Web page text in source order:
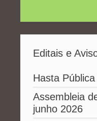
Editais e
Hasta Pública
Assembleia
junho 2026